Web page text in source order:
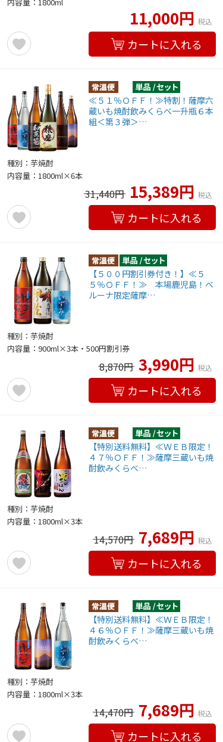
11,000円 税込
カートに入れる
≪５１％ＯＦＦ！≫特割！薩摩六
蔵いも焼酎飲みくらべ一升瓶６本
組＜第３弾＞…
種別：芋焼酎
内容量：1800ml×6本
31,440円 15,389円 税込
カートに入れる
【５００円割引券付き！】≪５
５％ＯＦＦ！≫ 本場鹿児島！ベ
ルーナ限定薩摩…
種別：芋焼酎
内容量：900ml×3本・500円割引券
8,870円 3,990円 税込
カートに入れる
【特別送料無料】≪ＷＥＢ限定！
４７％ＯＦＦ！≫薩摩三蔵いも焼
酎飲みくらべ…
種別：芋焼酎
内容量：1800ml×3本
14,570円 7,689円 税込
カートに入れる
【特別送料無料】≪ＷＥＢ限定！
４６％ＯＦＦ！≫薩摩三蔵いも焼
酎飲みくらべ…
種別：芋焼酎
内容量：1800ml×3本
14,470円 7,689円 税込
カートに入れる